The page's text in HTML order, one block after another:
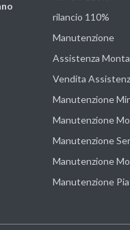
rilancio 110%
Manutenzione
Assistenza
Vendita
Manutenzione
Manutenzione
Manutenzione
Manutenzione
Manutenzione